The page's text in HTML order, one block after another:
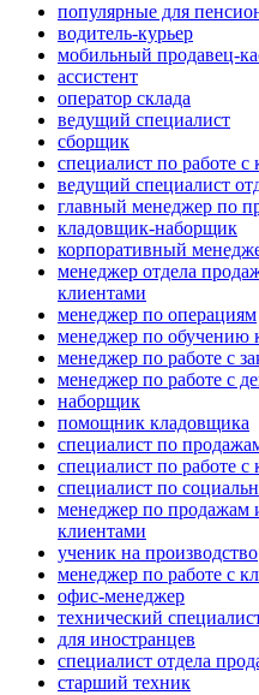
популярные для
водитель-курьер
мобильный продавец-
ассистент
оператор склада
ведущий специалист
сборщик
специалист по работе с
ведущий специалист
главный менеджер по
кладовщик-наборщик
корпоративный
менеджер отдела
клиентами
менеджер по операциям
менеджер по обучению
менеджер по работе с
менеджер по работе с
наборщик
помощник кладовщика
специалист по
специалист по работе с
специалист по
менеджер по продажам
клиентами
ученик на производство
менеджер по работе с
офис-менеджер
технический
для иностранцев
специалист отдела
старший техник